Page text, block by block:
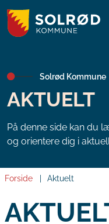
Solrød Kommune
AKTUELT
På denne side kan du
og orientere dig i
Forside Aktuelt